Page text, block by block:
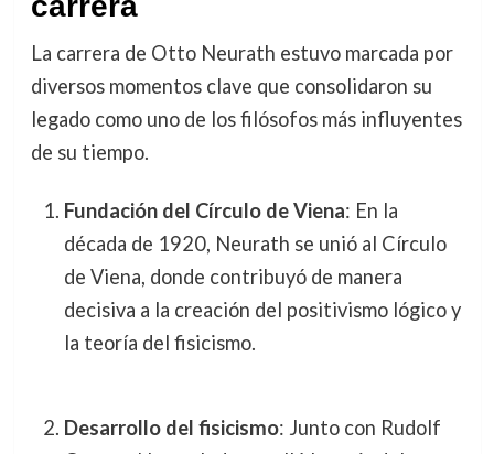
La carrera de Otto Neurath estuvo marcada por
diversos momentos clave que consolidaron su
legado como uno de los filósofos más influyentes
de su tiempo.
Fundación del Círculo de Viena: En la
década de 1920, Neurath se unió al Círculo
de Viena, donde contribuyó de manera
decisiva a la creación del positivismo lógico y
la teoría del fisicismo.
Desarrollo del fisicismo: Junto con Rudolf